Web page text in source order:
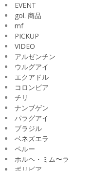
EVENT
gol. 商品
mf
PICKUP
VIDEO
アルゼンチン
ウルグアイ
エクアドル
コロンビア
チリ
ナンブゲン
パラグアイ
ブラジル
ベネズエラ
ペルー
ホルヘ・ミム〜ラ